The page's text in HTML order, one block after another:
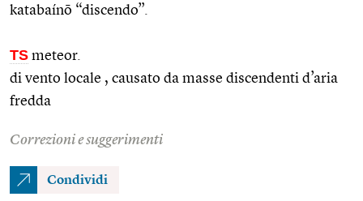
katabaínō “discendo”.
TS meteor.
di vento locale , causato da masse discendenti d’aria
fredda
Correzioni e suggerimenti
Condividi